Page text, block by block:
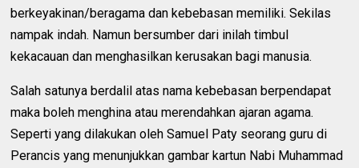
berkeyakinan/beragama dan kebebasan memiliki. Sekilas
nampak indah. Namun bersumber dari inilah timbul
kekacauan dan menghasilkan kerusakan bagi manusia.
Salah satunya berdalil atas nama kebebasan berpendapat
maka boleh menghina atau merendahkan ajaran agama.
Seperti yang dilakukan oleh Samuel Paty seorang guru di
Perancis yang menunjukkan gambar kartun Nabi Muhammad